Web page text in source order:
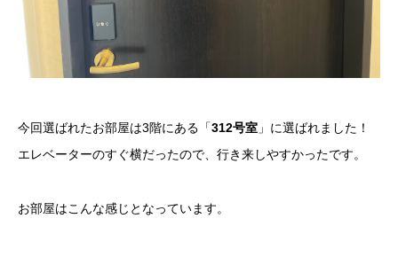
今回選ばれたお部屋は3階にある「312号室 」に選ばれました！
エレベーターのすぐ横だったので、行き来しやすかったです。
お部屋はこんな感じとなっています。